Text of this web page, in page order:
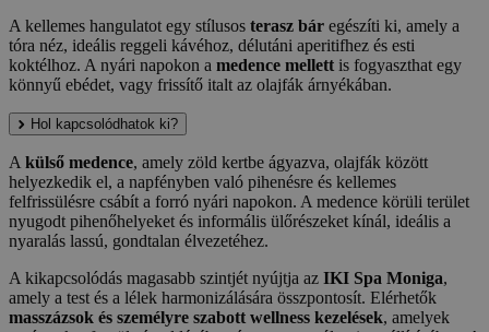
A kellemes hangulatot egy stílusos terasz bár egészíti ki, amely a
tóra néz, ideális reggeli kávéhoz, délutáni aperitifhez és esti
koktélhoz. A nyári napokon a medence mellett is fogyaszthat egy
könnyű ebédet, vagy frissítő italt az olajfák árnyékában.
Hol kapcsolódhatok ki?
A külső medence, amely zöld kertbe ágyazva, olajfák között
helyezkedik el, a napfényben való pihenésre és kellemes
felfrissülésre csábít a forró nyári napokon. A medence körüli terület
nyugodt pihenőhelyeket és informális ülőrészeket kínál, ideális a
nyaralás lassú, gondtalan élvezetéhez.
A kikapcsolódás magasabb szintjét nyújtja az IKI Spa Moniga,
amely a test és a lélek harmonizálására összpontosít. Elérhetők
masszázsok és személyre szabott wellness kezelések, amelyek